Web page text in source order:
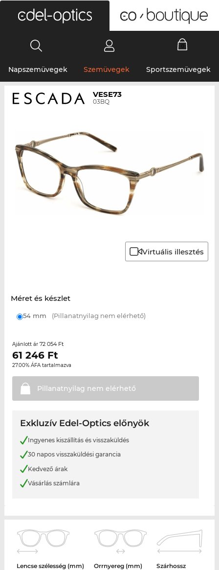
Napszemüvegek Szemüvegek Sportszemüvegek
VESE73
03BQ
Virtuális illesztés
Méret és készlet
54 mm (Pillanatnyilag nem elérhető)
Ajánlott ár 72 054 Ft
61 246Ft
27.00% ÁFA tartalmazva
Pillanatnyilag nem elérhető
Exkluzív Edel-Optics előnyök
Ingyenes kiszállítás és visszaküldés
30 napos visszaküldési garancia
Kedvező árak
Vásárlás számlára
Lencse szélesség (mm)
Orrnyereg (mm)
Szárhossz